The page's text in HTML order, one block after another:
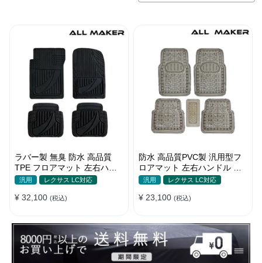
ラバー製 無臭 防水 高品質
TPE フロアマット 左右ハン
ドル 厚手 汚れ防止 DIY
汎用 レクサス LC対応
¥ 32,100 (税込)
防水 高品質PVC製 汎用型フ
ロアマット 左右ハンドル 汚
れ防止 DIY 滑り防止 耐久
汎用 レクサス LC対応
¥ 23,100 (税込)